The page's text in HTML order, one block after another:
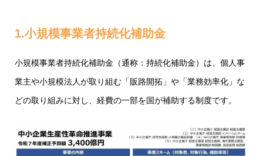
1.小規模事業者持続化補助金
小規模事業者持続化補助金（通称：持続化補助金）は、個人事
業主や小規模法人が取り組む「販路開拓」や「業務効率化」な
どの取り組みに対し、経費の一部を国が補助する制度です。